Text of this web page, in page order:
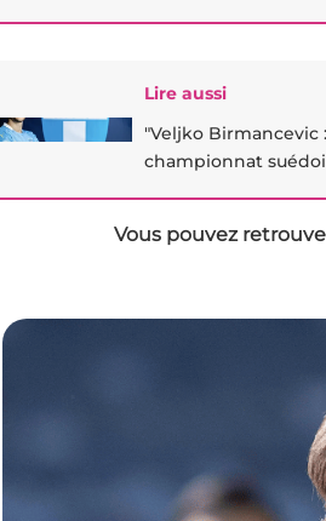
Lire aussi
"Veljko
championnat
Vous pouvez